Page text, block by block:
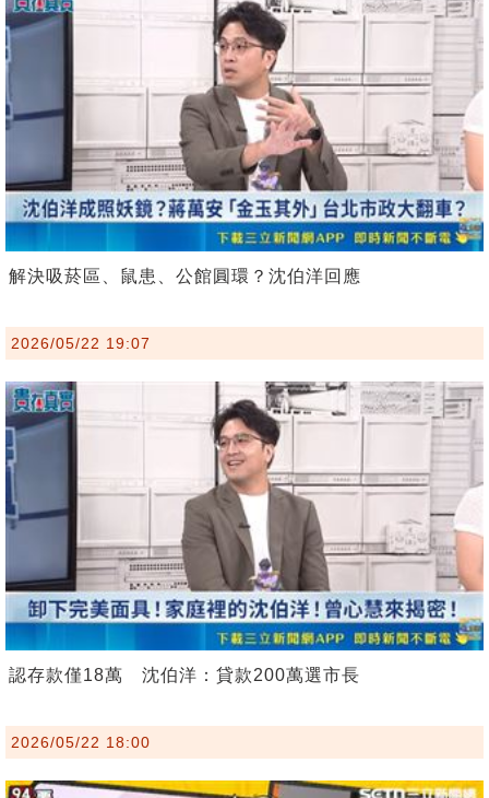
解決吸菸區、鼠患、公館圓環？沈伯洋回應
2026/05/22 19:07
認存款僅18萬 沈伯洋：貸款200萬選市長
2026/05/22 18:00